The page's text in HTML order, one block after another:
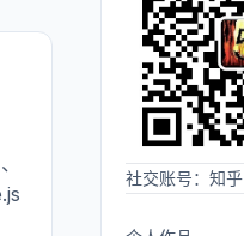
社交账号： 知乎